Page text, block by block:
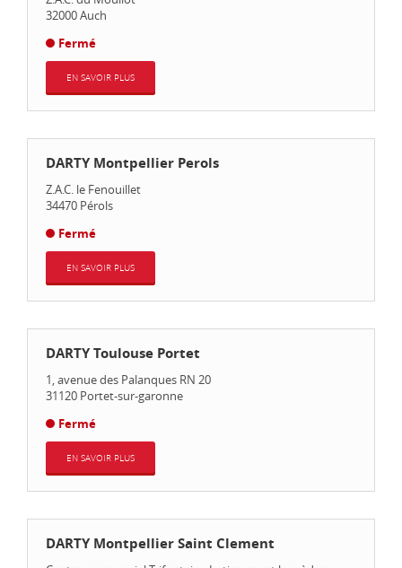
32000Auch
Fermé
EN SAVOIR PLUS
DARTY Montpellier Perols
Z.A.C. le Fenouillet
34470 Pérols
Fermé
EN SAVOIR PLUS
DARTY Toulouse Portet
1, avenue des Palanques RN 20
31120 Portet-sur-garonne
Fermé
EN SAVOIR PLUS
DARTY Montpellier Saint Clement